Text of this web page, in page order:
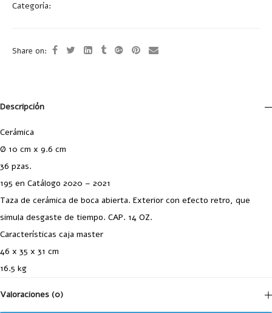
Categoría:
Share on:
Descripción
Cerámica
Ø 10 cm x 9.6 cm
36 pzas.
195 en Catálogo 2020 – 2021
Taza de cerámica de boca abierta. Exterior con efecto retro, que
simula desgaste de tiempo. CAP. 14 OZ.
Características caja master
46 x 35 x 31 cm
16.5 kg
Valoraciones (0)